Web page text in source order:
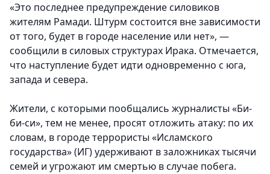
«Это последнее предупреждение силовиков
жителям Рамади. Штурм состоится вне зависимости
от того, будет в городе население или нет», —
сообщили в силовых структурах Ирака. Отмечается,
что наступление будет идти одновременно с юга,
запада и севера.
Жители, с которыми пообщались журналисты «Би-
би-си», тем не менее, просят отложить атаку: по их
словам, в городе террористы «Исламского
государства» (ИГ) удерживают в заложниках тысячи
семей и угрожают им смертью в случае побега.